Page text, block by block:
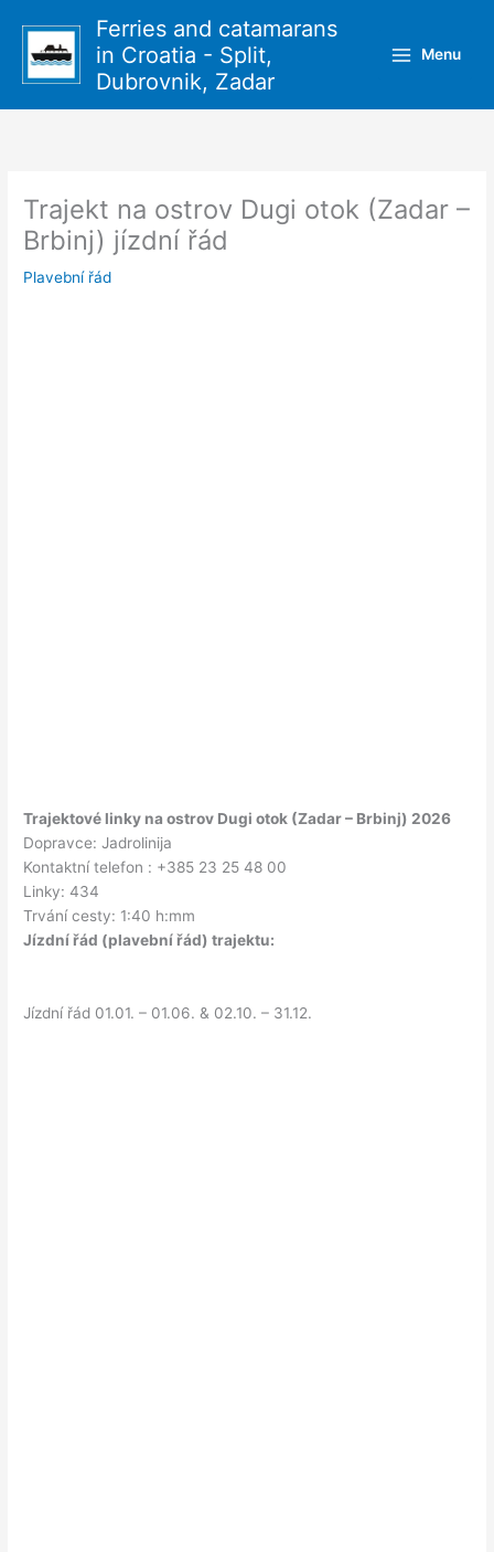
obsah
Ferries and catamarans
in Croatia - Split,
Dubrovnik, Zadar
Menu
Trajekt na ostrov Dugi otok (Zadar –
Brbinj) jízdní řád
Plavební řád
Trajektové linky na ostrov Dugi otok (Zadar – Brbinj) 2026
Dopravce: Jadrolinija
Kontaktní telefon : +385 23 25 48 00
Linky: 434
Trvání cesty: 1:40 h:mm
Jízdní řád (plavební řád) trajektu:
Jízdní řád 01.01. – 01.06. & 02.10. – 31.12.